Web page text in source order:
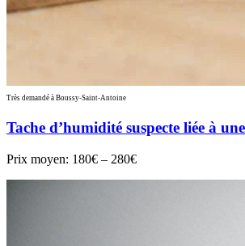
Très demandé à Boussy-Saint-Antoine
Tache d’humidité suspecte liée à
Prix moyen: 180€ – 280€